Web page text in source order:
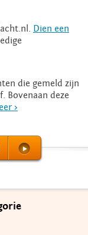
Dien een
die gemeld zijn
Bovenaan deze
>